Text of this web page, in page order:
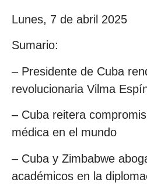
Lunes, 7 de abril 2025
Sumario:
– Presidente de Cuba
revolucionaria Vilma
– Cuba reitera
médica en el mundo
– Cuba y Zimbabwe
académicos en la